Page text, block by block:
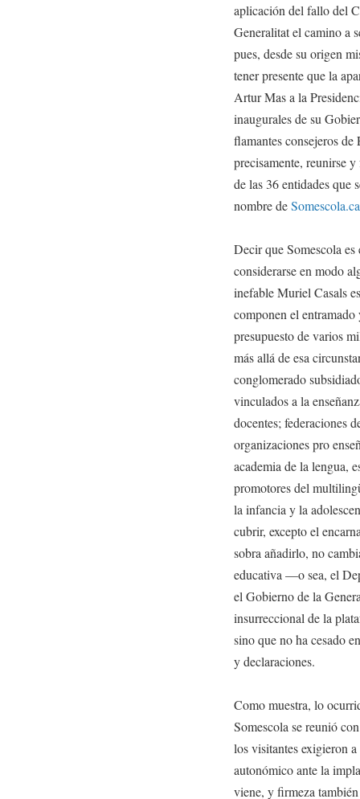
aplicación del fallo del
Generalitat el camino a
pues, desde su origen
tener presente que la
Artur Mas a la
inaugurales de su
flamantes consejeros
precisamente, reunirse
de las 36 entidades que
nombre de
Decir que Somescola
considerarse en modo
inefable Muriel Casals
componen el
presupuesto de varios
más allá de esa
conglomerado
vinculados a la
docentes; federaciones
organizaciones pro
academia de la lengua,
promotores del
la infancia y la
cubrir, excepto el
sobra añadirlo, no
educativa —o sea, el
el Gobierno de la
insurreccional de la
sino que no ha cesado
y declaraciones.
Como muestra, lo
Somescola se reunió
los visitantes exigieron
autonómico ante la
viene, y firmeza